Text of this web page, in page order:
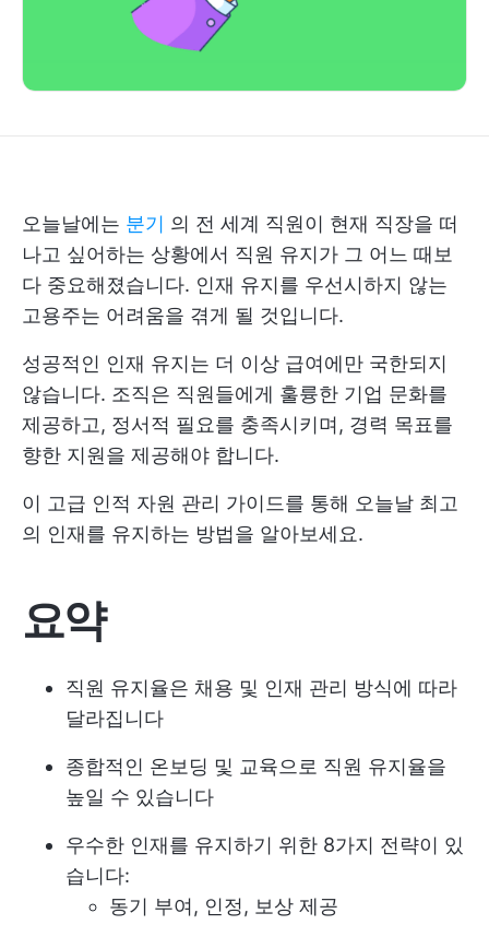
오늘날에는 분기 의 전 세계 직원이 현재 직장을 떠
나고 싶어하는 상황에서 직원 유지가 그 어느 때보
다 중요해졌습니다. 인재 유지를 우선시하지 않는
고용주는 어려움을 겪게 될 것입니다.
성공적인 인재 유지는 더 이상 급여에만 국한되지
않습니다. 조직은 직원들에게 훌륭한 기업 문화를
제공하고, 정서적 필요를 충족시키며, 경력 목표를
향한 지원을 제공해야 합니다.
이 고급 인적 자원 관리 가이드를 통해 오늘날 최고
의 인재를 유지하는 방법을 알아보세요.
요약
직원 유지율은 채용 및 인재 관리 방식에 따라
달라집니다
종합적인 온보딩 및 교육으로 직원 유지율을
높일 수 있습니다
우수한 인재를 유지하기 위한 8가지 전략이 있
습니다:
동기 부여, 인정, 보상 제공